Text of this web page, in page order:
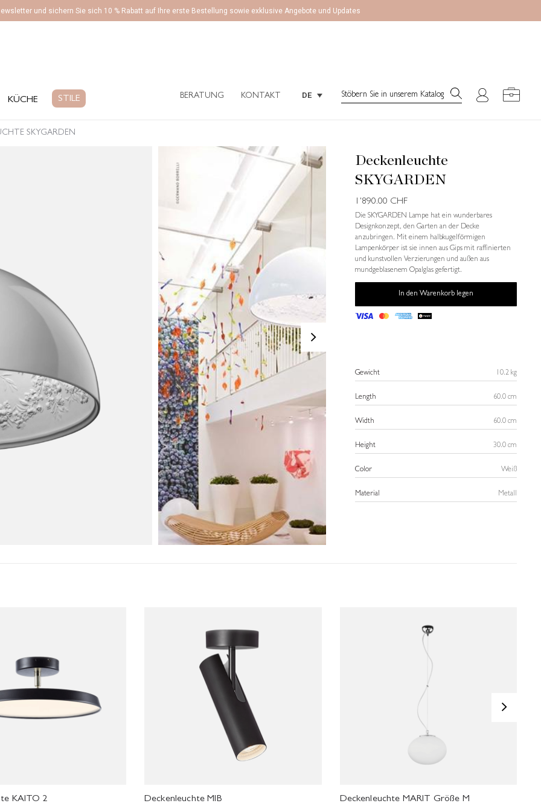
und sichern Sie sich 10 % Rabatt auf Ihre erste Bestellung sowie exklusive Angebote und Updates
KÜCHE STILE BERATUNG KONTAKT DE Search:
SKYGARDEN
>
Deckenleuchte
SKYGARDEN
1'890.00 CHF
Die SKYGARDEN Lampe hat ein wunderbares
Designkonzept, den Garten an der Decke
anzubringen. Mit einem halbkugelförmigen
Lampenkörper ist sie innen aus Gips mit raffinierten
und kunstvollen Verzierungen und außen aus
mundgeblasenem Opalglas gefertigt.
In den Warenkorb legen
Gewicht 10.2 kg
Length 60.0 cm
Width 60.0 cm
Height 30.0 cm
Color Weiß
Material Metall
KAITO 2 Deckenleuchte MIB Deckenleuchte MARIT Größe M
>
Search: